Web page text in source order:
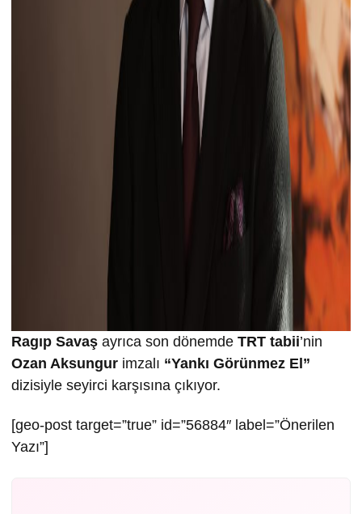
Ragıp Savaş ayrıca son dönemde TRT tabii’nin
Ozan Aksungur imzalı “Yankı Görünmez El”
dizisiyle seyirci karşısına çıkıyor.
[geo-post target=”true” id=”56884″ label=”Önerilen
Yazı”]